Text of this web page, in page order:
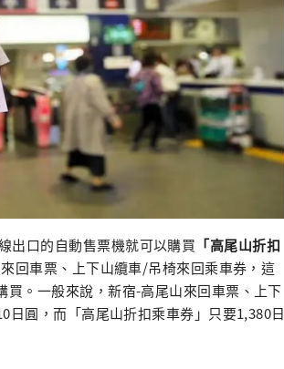
出口的自動售票機就可以購買 「高尾山折扣
回車票、上下山纜車/吊椅來回乘車券，這
。一般來說，新宿-高尾山來回車票、上下
圓，而「高尾山折扣乘車券」只要1,380日